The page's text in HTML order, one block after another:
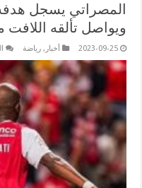
المصراتي يسجل
ويواصل تألقه اللافت
2023-09-25 أخبار ,رياضة